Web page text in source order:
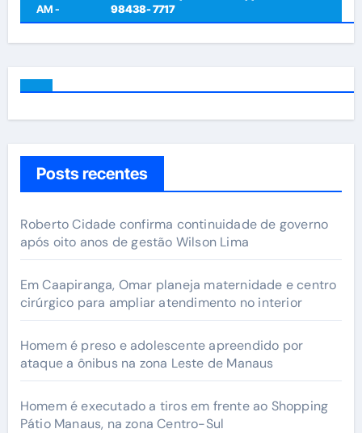
AM -
98438- 7717
Posts recentes
Roberto Cidade confirma continuidade de governo
após oito anos de gestão Wilson Lima
Em Caapiranga, Omar planeja maternidade e centro
cirúrgico para ampliar atendimento no interior
Homem é preso e adolescente apreendido por
ataque a ônibus na zona Leste de Manaus
Homem é executado a tiros em frente ao Shopping
Pátio Manaus, na zona Centro-Sul